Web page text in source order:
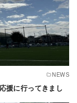
NEWS
援に行ってきまし